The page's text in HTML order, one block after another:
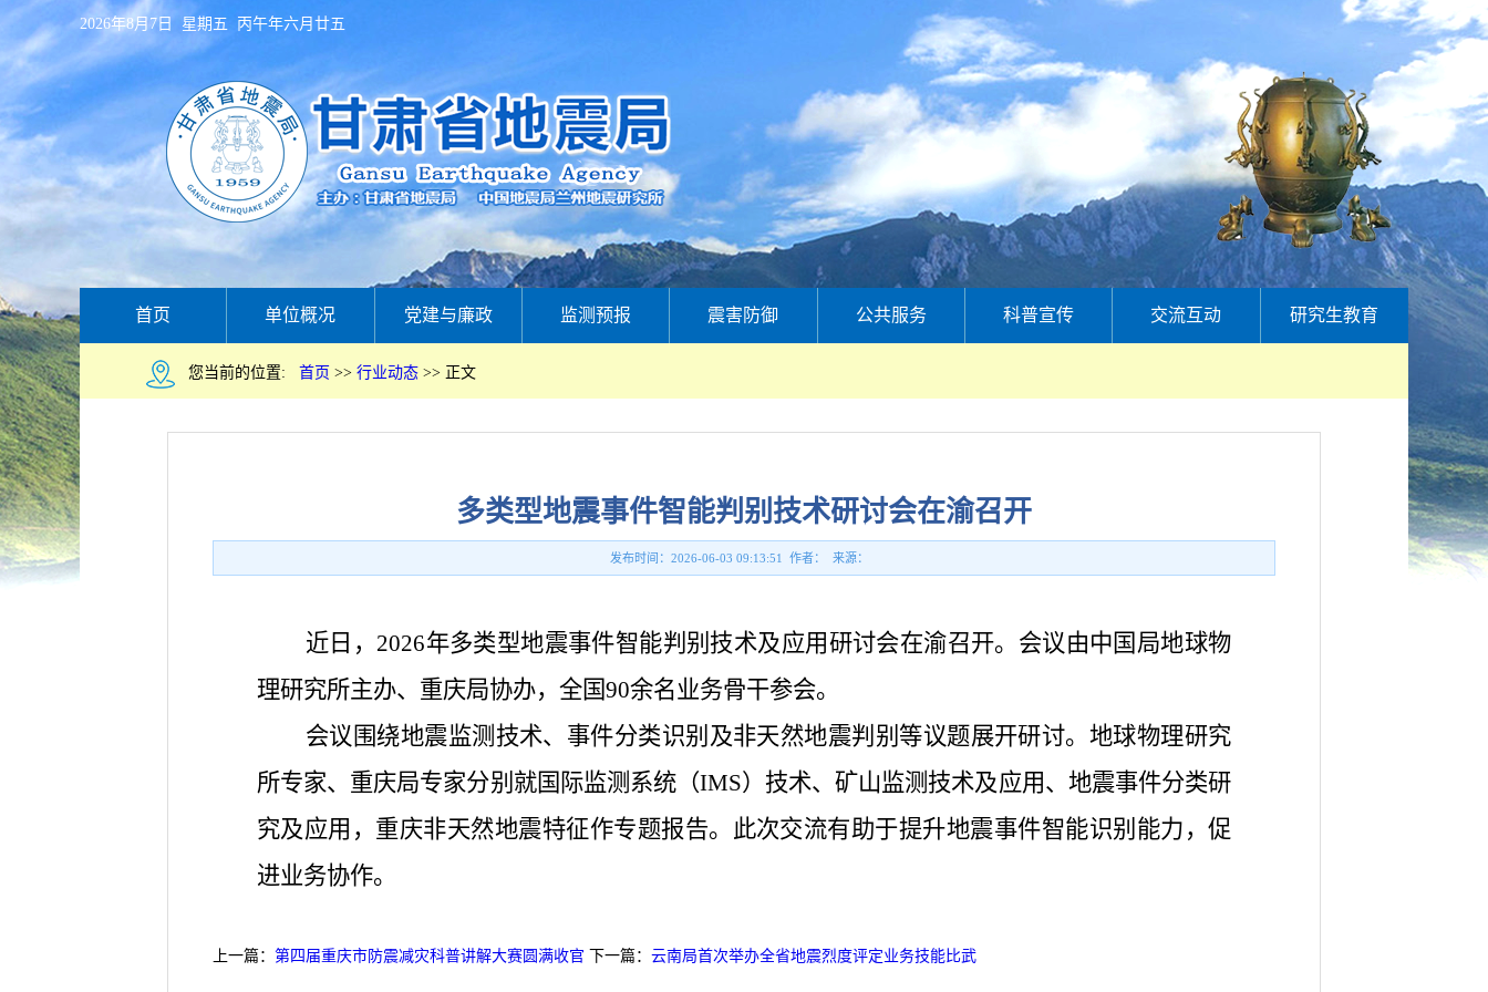
2026年8月7日 星期五 丙午年六月廿五
首页 单位概况 党建与廉政 监测预报 震害防御 公共服务 科普宣传 交流互动 研究生教育
您当前的位置: 首页 >> 行业动态 >> 正文
多类型地震事件智能判别技术研讨会在渝召开
发布时间：2026-06-03 09:13:51 作者： 来源：
近日，2026年多类型地震事件智能判别技术及应用研讨会在渝召开。会议由中国局地球物
理研究所主办、重庆局协办，全国90余名业务骨干参会。
会议围绕地震监测技术、事件分类识别及非天然地震判别等议题展开研讨。地球物理研究
所专家、重庆局专家分别就国际监测系统（IMS）技术、矿山监测技术及应用、地震事件分类研
究及应用，重庆非天然地震特征作专题报告。此次交流有助于提升地震事件智能识别能力，促
进业务协作。
上一篇： 第四届重庆市防震减灾科普讲解大赛圆满收官 下一篇： 云南局首次举办全省地震烈度评定业务技能比武